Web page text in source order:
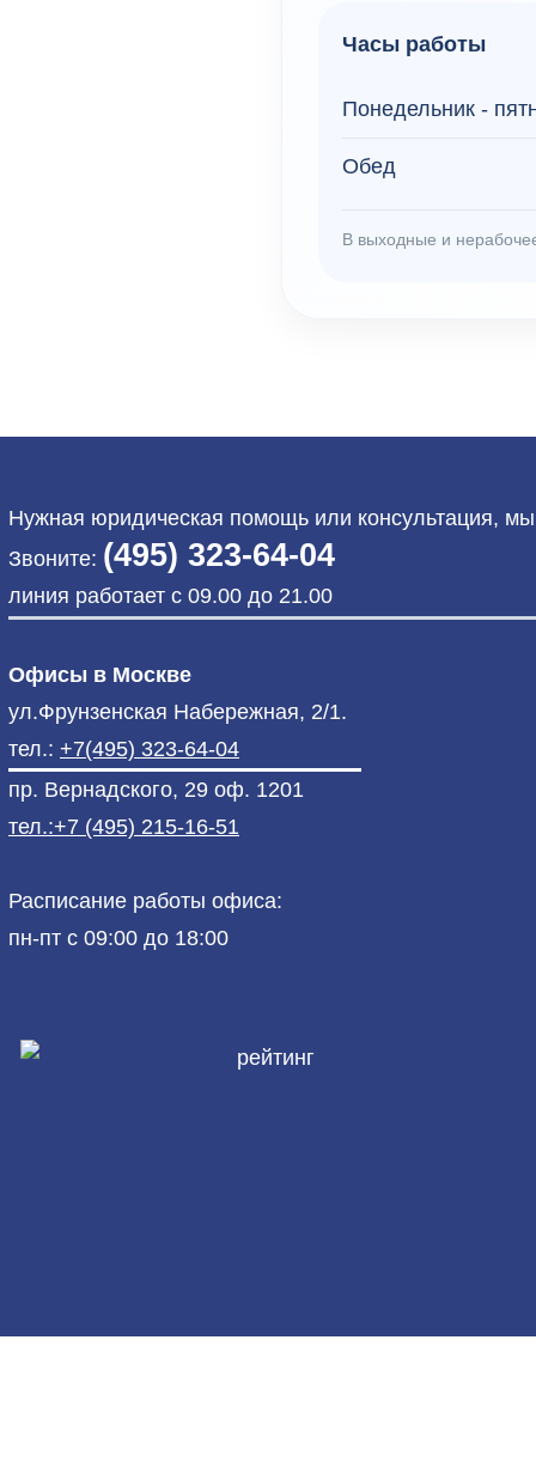
Часы работы
Понедельник -
Обед
В выходные и
Нужная юридическая помощь или консультация,
Звоните: (495) 323-64-04
линия работает с 09.00 до 21.00
Офисы в Москве
ул.Фрунзенская Набережная, 2/1.
тел.: +7(495) 323-64-04
пр. Вернадского, 29 оф. 1201
тел.:+7 (495) 215-16-51
Расписание работы офиса:
пн-пт с 09:00 до 18:00